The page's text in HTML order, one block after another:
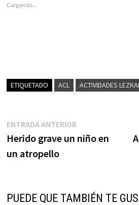
Cargando...
ETIQUETADO ACL ACTIVIDADES
Navegación
de
entradas
ENTRADA ANTERIOREntrada
anterior:
Herido grave un niño en
un atropello
PUEDE QUE TAMBIÉN TE